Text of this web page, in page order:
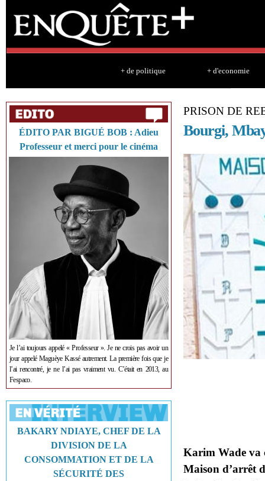
+ de politique + d'economie
ÉDITO PAR BIGUÉ BOB : Adieu
Professeur et merci pour le cinéma
Je l’ai toujours appelé « Professeur ». Je ne crois pas avoir un
jour appelé Maguèye Kassé autrement. La première fois que je
l’ai rencontré, je ne l’ai pas vraiment vu. C’était en 2013, au
Fespaco.
BAKARY NDIAYE, CHEF DE LA
DIVISION DE LA
CONSOMMATION ET DE LA
SÉCURITÉ DES
PRISON DE
Bourgi,
Karim Wade va
Maison d’arrêt